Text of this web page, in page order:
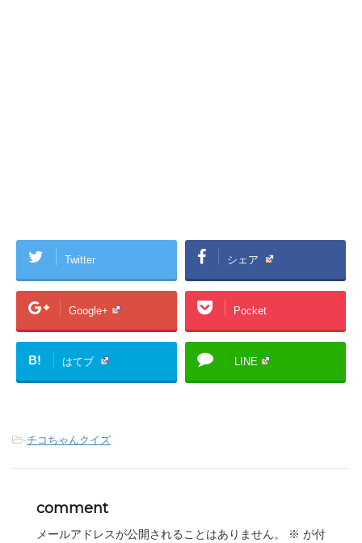
Twitter シェア
Google+ Pocket
B! はてブ LINE
-チコちゃんクイズ
comment
メールアドレスが公開されることはありません。 ※ が付